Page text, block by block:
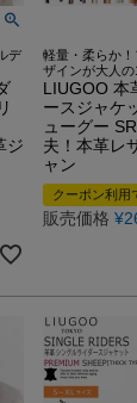
デ
ジ
軽量・柔らか
ザインが大人の
LIUGOO 本
ースジャケ
ューグー
夫！本革レ
ャン
クーポン利用
販売価格 ¥